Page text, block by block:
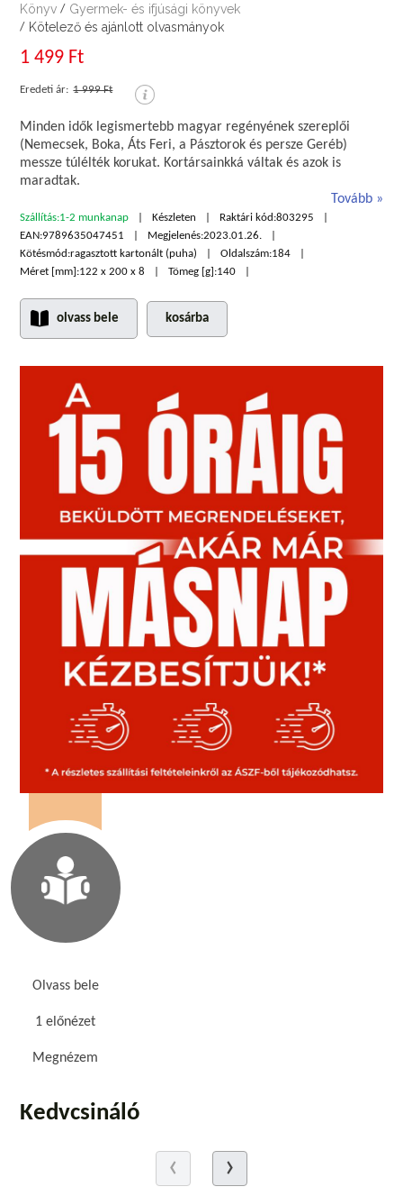
Könyv / Gyermek- és ifjúsági könyvek
/ Kötelező és ajánlott olvasmányok
1 499 Ft
Eredeti ár: 1 999 Ft
Minden idők legismertebb magyar regényének szereplői
(Nemecsek, Boka, Áts Feri, a Pásztorok és persze Geréb)
messze túlélték korukat. Kortársainkká váltak és azok is
maradtak.
Tovább
Szállítás:1-2 munkanap Készleten Raktári kód:803295
EAN:9789635047451 Megjelenés:2023.01.26.
Kötésmód:ragasztott kartonált (puha) Oldalszám:184
Méret [mm]:122 x 200 x 8 Tömeg [g]:140
olvass bele kosárba
Olvass bele
1 előnézet
Megnézem
Kedvcsináló